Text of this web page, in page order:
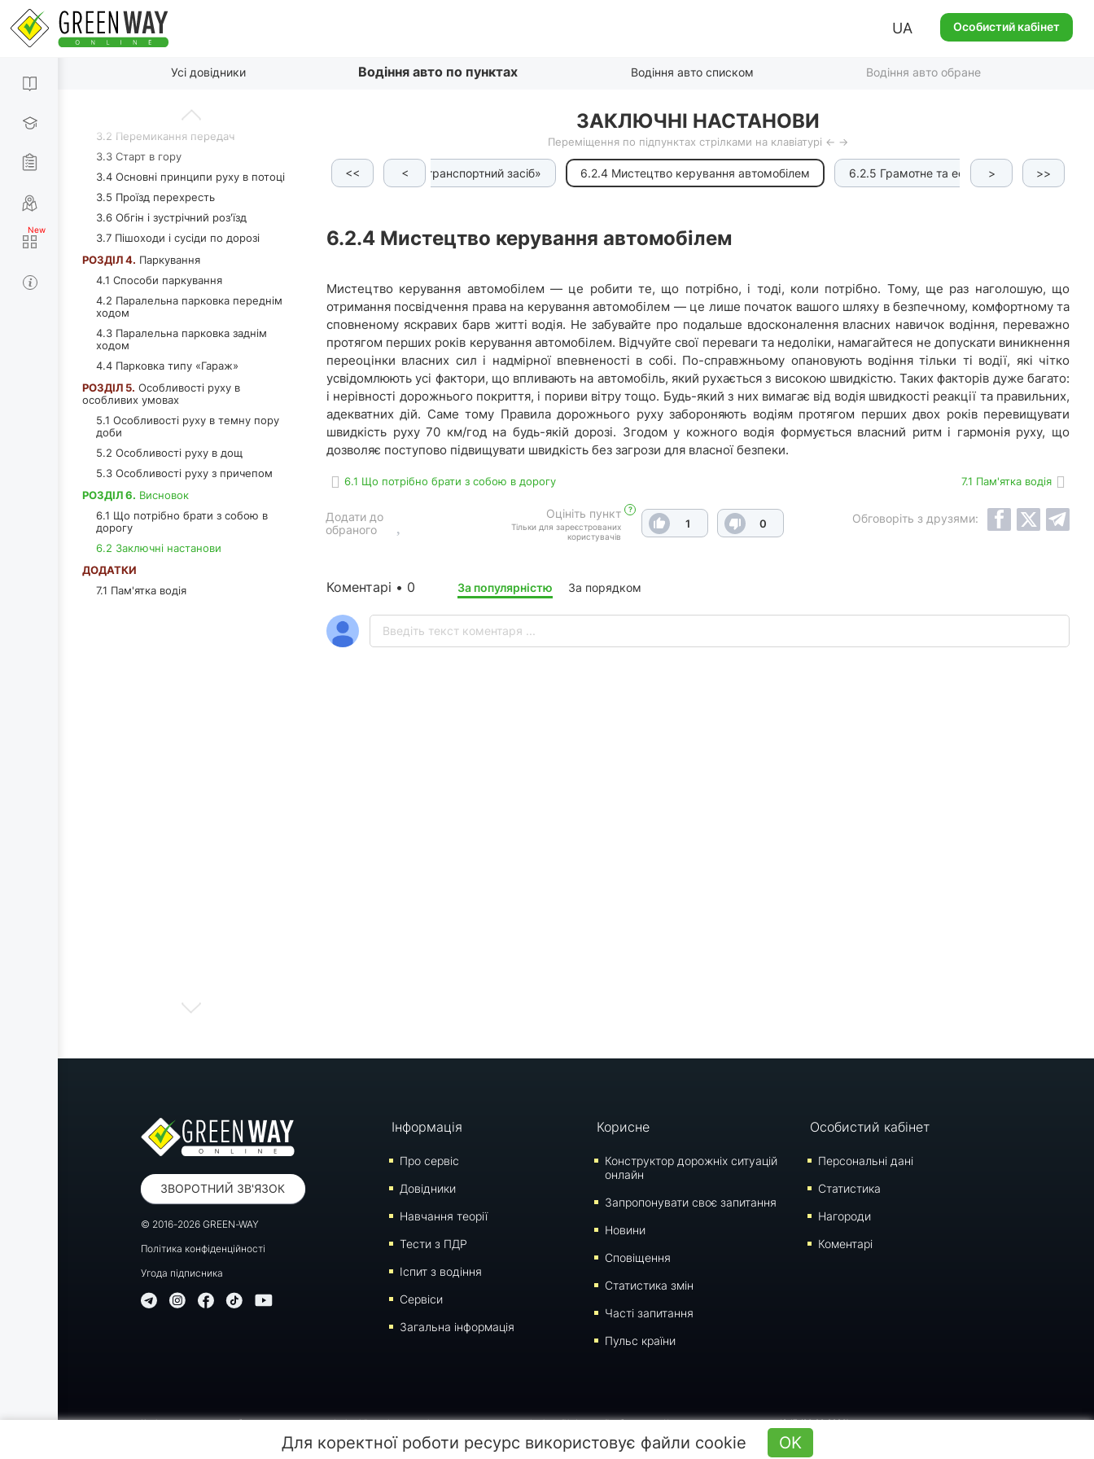
UA Особистий кабінет
Усі довідники Водіння авто по пунктах Водіння авто списком Водіння авто обране
2.8 Змійка заднім ходом
2.9 Слалом
3.1 Перший виїзд на дорогу
3.2 Перемикання передач
3.3 Старт в гору
3.4 Основні принципи руху в потоці
3.5 Проїзд перехресть
3.6 Обгін і зустрічний роз'їзд
3.7 Пішоходи і сусіди по дорозі
РОЗДІЛ 4. Паркування
4.1 Способи паркування
4.2 Паралельна парковка переднім
ходом
4.3 Паралельна парковка заднім
ходом
4.4 Парковка типу «Гараж»
РОЗДІЛ 5. Особливості руху в
особливих умовах
5.1 Особливості руху в темну пору
доби
5.2 Особливості руху в дощ
5.3 Особливості руху з причепом
РОЗДІЛ 6. Висновок
6.1 Що потрібно брати з собою в
дорогу
6.2 Заключні настанови
ДОДАТКИ
7.1 Пам'ятка водія
ЗАКЛЮЧНІ НАСТАНОВИ
Переміщення по підпунктах стрілками на клавіатурі ← →
<< <
6.2.2 Однакових водіїв просто не буває 6.2.3 Знак «Учбовий транспортний засіб» 6.2.4 Мистецтво керування автомобілем 6.2.5 Грамотне та ефективне керування
>>
>
6.2.4 Мистецтво керування автомобілем
Мистецтво керування автомобілем — це робити те, що потрібно, і тоді, коли потрібно. Тому, ще раз наголошую, що
отримання посвідчення права на керування автомобілем — це лише початок вашого шляху в безпечному, комфортному та
сповненому яскравих барв житті водія. Не забувайте про подальше вдосконалення власних навичок водіння, переважно
протягом перших років керування автомобілем. Відчуйте свої переваги та недоліки, намагайтеся не допускати виникнення
переоцінки власних сил і надмірної впевненості в собі. По-справжньому опановують водіння тільки ті водії, які чітко
усвідомлюють усі фактори, що впливають на автомобіль, який рухається з високою швидкістю. Таких факторів дуже багато:
і нерівності дорожнього покриття, і пориви вітру тощо. Будь-який з них вимагає від водія швидкості реакції та правильних,
адекватних дій. Саме тому Правила дорожнього руху забороняють водіям протягом перших двох років перевищувати
швидкість руху 70 км/год на будь-якій дорозі. Згодом у кожного водія формується власний ритм і гармонія руху, що
дозволяє поступово підвищувати швидкість без загрози для власної безпеки.
6.1 Що потрібно брати з собою в дорогу 7.1 Пам'ятка водія
Оцініть пункт ?
Тільки для зареєстрованих
користувачів
1 0
Додати до
обраного
Обговоріть з друзями:
Коментарі • 0 За популярністю За порядком
ЗВОРОТНИЙ ЗВ'ЯЗОК
© 2016-2026 GREEN-WAY
Політика конфіденційності
Угода підписника
Інформація
Про сервіс
Довідники
Навчання теорії
Тести з ПДР
Iспит з водіння
Сервіси
Загальна інформація
Корисне
Конструктор дорожніх ситуацій
онлайн
Запропонувати своє запитання
Новини
Сповіщення
Статистика змін
Часті запитання
Пульс країни
Особистий кабінет
Персональні дані
Статистика
Нагороди
Коментарі
Копіювання, передрук або використання матеріалів цієї сторінки для відтворення, переносу на інші носії інформації заборонено. Час останнього оновлення: 10:17 (06.08.2026)
Для коректної роботи ресурс використовує файли cookie OK